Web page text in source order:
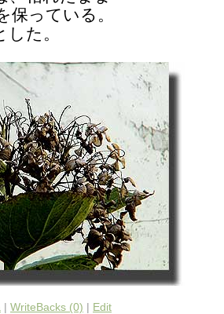
保っている。
た。
| WriteBacks (0) | Edit